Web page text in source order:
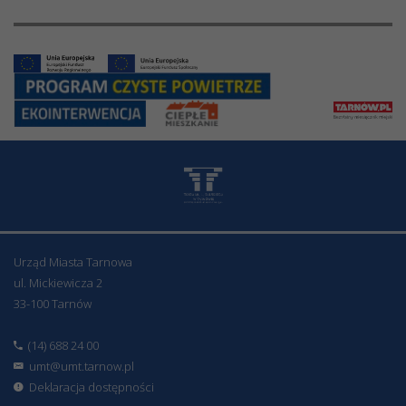
Urząd Miasta Tarnowa
ul. Mickiewicza 2
33-100 Tarnów
(14) 688 24 00
umt@umt.tarnow.pl
Deklaracja dostępności